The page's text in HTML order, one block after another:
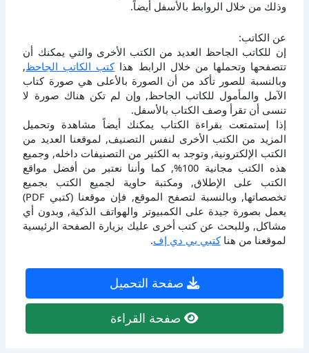
وذلك من خلال الروابط بالأسفل أيضاً.
عن الكاتب:
إن للكاتب الجاحظ العديد من الكتب الأخرى والتي يمكنك أن
تتصفحها وتحملها من خلال الرابط هذاكتب الكاتب الجاحظ,
وبالنسبة للصور تأكد من أن الصورة بالأعلى هي صورة كتاب
الآمل والمأمول للكاتب الجاحظ, وإن لم تكن هناك صورة لا
تنسى أن تقرأ وصف الكتاب بالأسفل.
إذا إستمتعت بقراءة الكتاب يمكنك أيضاً مشاهدة وتحميل
المزيد من الكتب الأخرى لنفس التصنيف, لموقعنا العديد من
الكتب الإلكترونية, وتوجد به الكثير من التصنيفات داخله, وجميع
هذه الكتب مجانية 100%, كما وأننا نعتبر من أفضل مواقع
الكتب على الإطلاق, ومكتبة حاوية لجميع الكتب بجميع
تخصصاتها, وبالنسبة لتصفح الموقع, فإن موقعنا (كتبي PDF)
يعمل بصورة جيدة على الكمبيوتر والهواتف الذكية, وبدون أي
مشاكل, وللبحث عن كتب أخرى عليك بزيارة الصفحة الرئيسية
لموقعنا من هناكتبي بي دي إف.
صفحة التحميل
صفحة القراءة